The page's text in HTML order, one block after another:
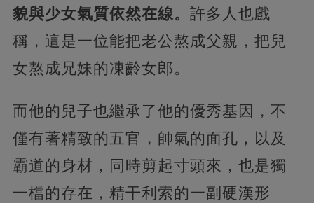
貌與少女氣質依然在線。 許多人也戲
稱，這是一位能把老公熬成父親，把兒
女熬成兄妹的凍齡女郎。
而他的兒子也繼承了他的優秀基因，不
僅有著精致的五官，帥氣的面孔，以及
霸道的身材，同時剪起寸頭來，也是獨
一檔的存在，精干利索的一副硬漢形